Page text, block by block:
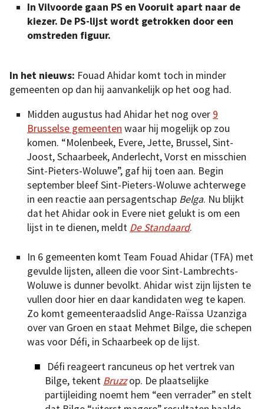
In Vilvoorde gaan PS en Vooruit apart naar de
kiezer. De PS-lijst wordt getrokken door een
omstreden figuur.
In het nieuws: Fouad Ahidar komt toch in minder
gemeenten op dan hij aanvankelijk op het oog had.
Midden augustus had Ahidar het nog over 9
Brusselse gemeenten waar hij mogelijk op zou
komen. “Molenbeek, Evere, Jette, Brussel, Sint-
Joost, Schaarbeek, Anderlecht, Vorst en misschien
Sint-Pieters-Woluwe”, gaf hij toen aan. Begin
september bleef Sint-Pieters-Woluwe achterwege
in een reactie aan persagentschap Belga. Nu blijkt
dat het Ahidar ook in Evere niet gelukt is om een
lijst in te dienen, meldt De Standaard.
In 6 gemeenten komt Team Fouad Ahidar (TFA) met
gevulde lijsten, alleen die voor Sint-Lambrechts-
Woluwe is dunner bevolkt. Ahidar wist zijn lijsten te
vullen door hier en daar kandidaten weg te kapen.
Zo komt gemeenteraadslid Ange-Raïssa Uzanziga
over van Groen en staat Mehmet Bilge, die schepen
was voor Défi, in Schaarbeek op de lijst.
Défi reageert rancuneus op het vertrek van
Bilge, tekent Bruzzop. De plaatselijke
partijleiding noemt hem “een verrader” en stelt